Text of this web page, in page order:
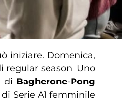
iniziare. Domenica,
season. Uno
di Bagherone-Pong
Serie A1 femminile